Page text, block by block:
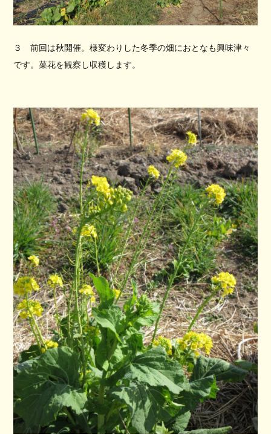
３ 前回は秋開催。様変わりした冬季の畑におとなも興味津々
です。菜花を観察し収穫します。